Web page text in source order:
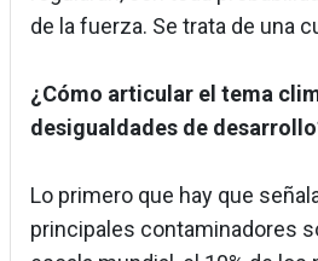
de la fuerza. Se trata de una
¿Cómo articular el tema
desigualdades de
Lo primero que hay que
principales contaminadores